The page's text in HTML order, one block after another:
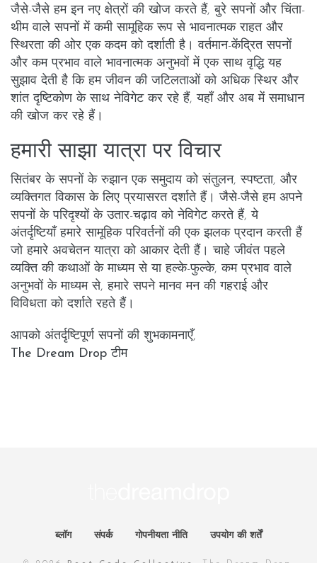
जैसे-जैसे हम इन नए क्षेत्रों की खोज करते हैं, बुरे सपनों और चिंता-
थीम वाले सपनों में कमी सामूहिक रूप से भावनात्मक राहत और
स्थिरता की ओर एक कदम को दर्शाती है। वर्तमान-केंद्रित सपनों
और कम प्रभाव वाले भावनात्मक अनुभवों में एक साथ वृद्धि यह
सुझाव देती है कि हम जीवन की जटिलताओं को अधिक स्थिर और
शांत दृष्टिकोण के साथ नेविगेट कर रहे हैं, यहाँ और अब में समाधान
की खोज कर रहे हैं।
हमारी साझा यात्रा पर विचार
सितंबर के सपनों के रुझान एक समुदाय को संतुलन, स्पष्टता, और
व्यक्तिगत विकास के लिए प्रयासरत दर्शाते हैं। जैसे-जैसे हम अपने
सपनों के परिदृश्यों के उतार-चढ़ाव को नेविगेट करते हैं, ये
अंतर्दृष्टियाँ हमारे सामूहिक परिवर्तनों की एक झलक प्रदान करती हैं
जो हमारे अवचेतन यात्रा को आकार देती हैं। चाहे जीवंत पहले
व्यक्ति की कथाओं के माध्यम से या हल्के-फुल्के, कम प्रभाव वाले
अनुभवों के माध्यम से, हमारे सपने मानव मन की गहराई और
विविधता को दर्शाते रहते हैं।
आपको अंतर्दृष्टिपूर्ण सपनों की शुभकामनाएँ,
The Dream Drop टीम
ब्लॉग संपर्क गोपनीयता नीति उपयोग की शर्तें